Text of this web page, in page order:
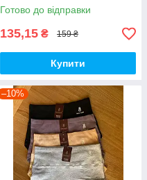
Готово до відправки
135,15 ₴ 159 ₴
Купити
–10%